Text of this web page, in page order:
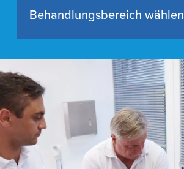
Behandlungsbereich wählen